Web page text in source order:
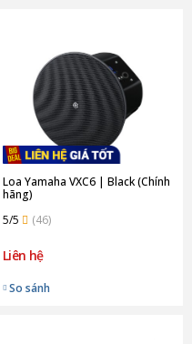
Loa Yamaha VXC6 | Black (Chính
hãng)
5/5
(46)
Liên hệ
So sánh